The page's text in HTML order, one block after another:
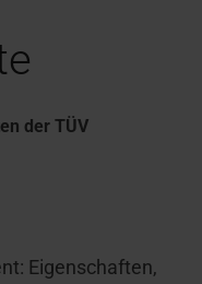
der TÜV
Eigenschaften,